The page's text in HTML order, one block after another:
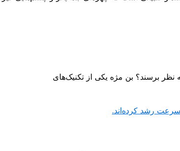
نظر برسند؟ بن مژه یکی از تکنیک‌های